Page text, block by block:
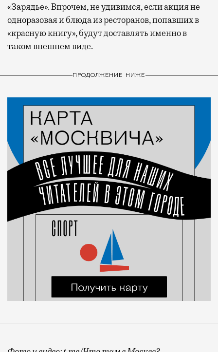
«Зарядье». Впрочем, не удивимся, если акция не
одноразовая и блюда из ресторанов, попавших в
«красную книгу», будут доставлять именно в
таком внешнем виде.
ПРОДОЛЖЕНИЕ НИЖЕ